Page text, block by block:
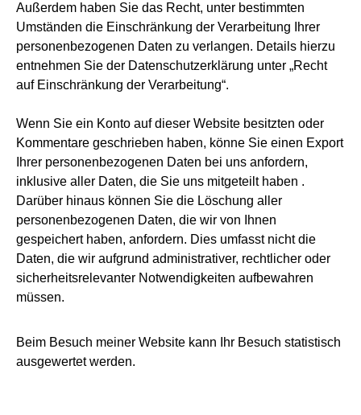
Außerdem haben Sie das Recht, unter bestimmten
Umständen die Einschränkung der Verarbeitung Ihrer
personenbezogenen Daten zu verlangen. Details hierzu
entnehmen Sie der Datenschutzerklärung unter „Recht
auf Einschränkung der Verarbeitung“.
Wenn Sie ein Konto auf dieser Website besitzten oder
Kommentare geschrieben haben, könne Sie einen Export
Ihrer personenbezogenen Daten bei uns anfordern,
inklusive aller Daten, die Sie uns mitgeteilt haben .
Darüber hinaus können Sie die Löschung aller
personenbezogenen Daten, die wir von Ihnen
gespeichert haben, anfordern. Dies umfasst nicht die
Daten, die wir aufgrund administrativer, rechtlicher oder
sicherheitsrelevanter Notwendigkeiten aufbewahren
müssen.
Beim Besuch meiner Website kann Ihr Besuch statistisch
ausgewertet werden.